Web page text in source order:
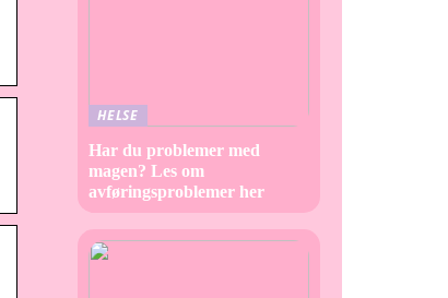
HELSE
Har du problemer med
magen? Les om
avføringsproblemer her